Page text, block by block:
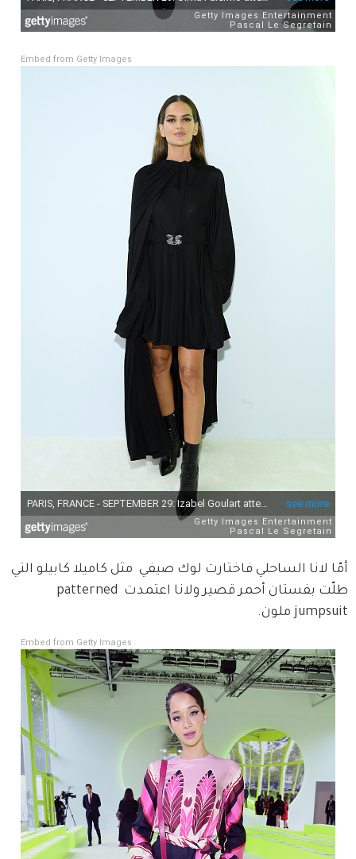
Embed from Getty Images
أمّا لانا الساحلي فاختارت لوك صيفي  مثل كاميلا كابيلو التي
طلّت بفستان أحمر قصير ولانا اعتمدت patterned
jumpsuit ملون.
Embed from Getty Images